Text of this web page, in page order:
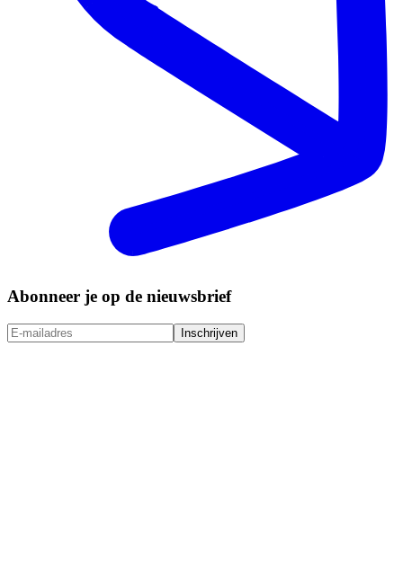
Abonneer je op de nieuwsbrief
Inschrijven